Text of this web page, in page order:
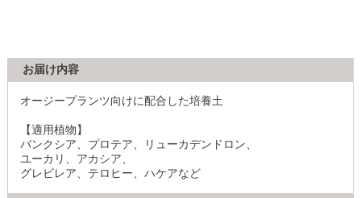
お届け内容
オージープランツ向けに配合した培養土
【適用植物】
バンクシア、プロテア、リューカデンドロン、
ユーカリ、アカシア、
グレビレア、テロヒー、ハケアなど